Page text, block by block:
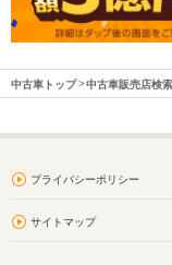
中古車トップ 中古車販売店検索
プライバシーポリシー
サイトマップ